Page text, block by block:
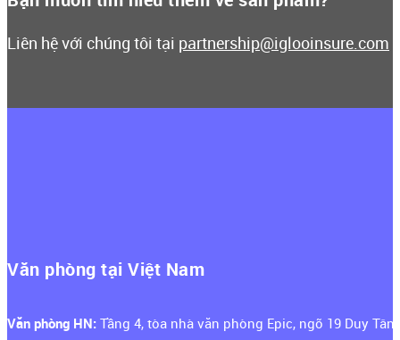
Liên hệ với chúng tôi tại partnership@iglooinsure.com
Văn phòng tại Việt Nam
Văn phòng HN: Tầng 4, tòa nhà văn phòng Epic, ngõ 19 Duy